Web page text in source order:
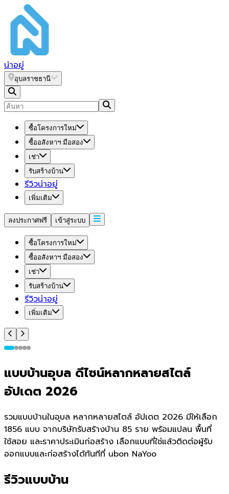
น่าอยู่
อุบลราชธานี
ซื้อโครงการใหม่
ซื้ออสังหาฯ มือสอง
เช่า
รับสร้างบ้าน
รีวิวน่าอยู่
เพิ่มเติม
ลงประกาศฟรี เข้าสู่ระบบ
ซื้อโครงการใหม่
ซื้ออสังหาฯ มือสอง
เช่า
รับสร้างบ้าน
รีวิวน่าอยู่
เพิ่มเติม
แบบบ้านอุบล ดีไซน์หลากหลายสไตล์
อัปเดต 2026
รวมแบบบ้านในอุบล หลากหลายสไตล์ อัปเดต 2026 มีให้เลือก
1856 แบบ จากบริษัทรับสร้างบ้าน 85 ราย พร้อมแปลน พื้นที่
ใช้สอย และราคาประเมินก่อสร้าง เลือกแบบที่ใช่แล้วติดต่อผู้รับ
ออกแบบและก่อสร้างได้ทันทีที่ ubon NaYoo
รีวิวแบบบ้าน